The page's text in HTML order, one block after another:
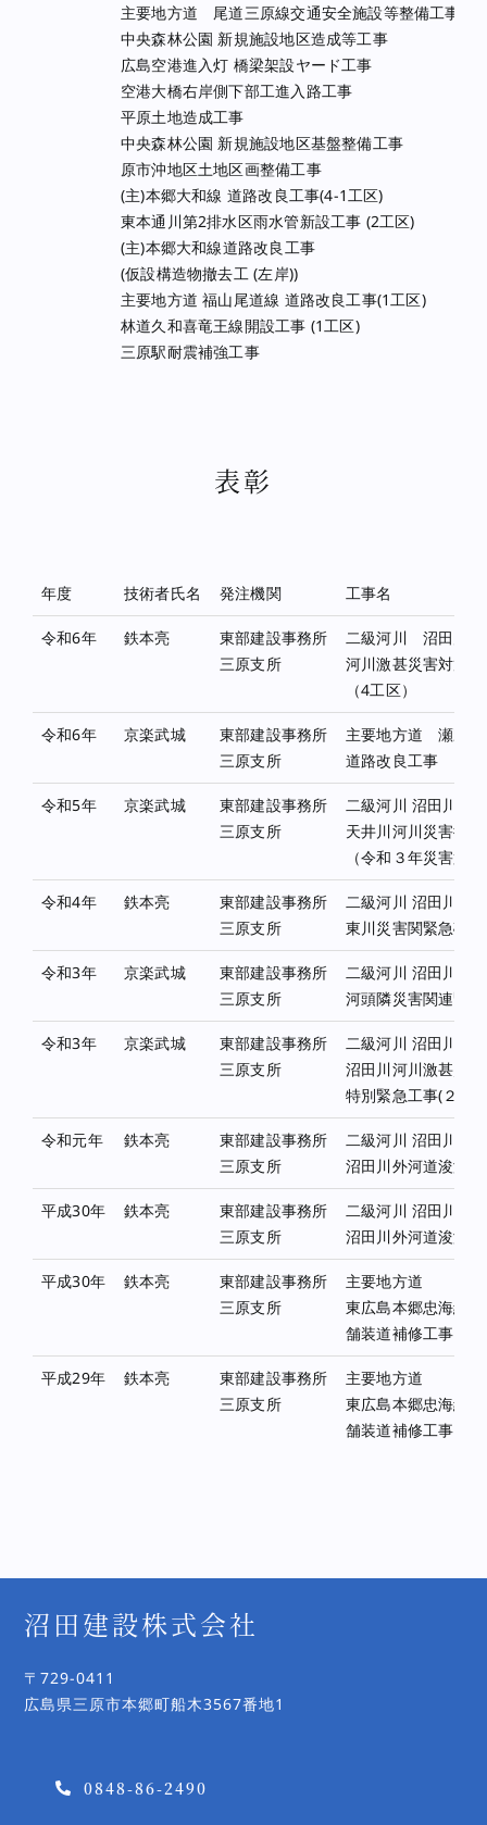
主要地方道 尾道三原線交通安全施設等整備工事
中央森林公園 新規施設地区造成等工事
広島空港進入灯 橋梁架設ヤード工事
空港大橋右岸側下部工進入路工事
平原土地造成工事
中央森林公園 新規施設地区基盤整備工事
原市沖地区土地区画整備工事
(主)本郷大和線 道路改良工事(4-1工区)
東本通川第2排水区雨水管新設工事 (2工区)
(主)本郷大和線道路改良工事
(仮設構造物撤去工 (左岸))
主要地方道 福山尾道線 道路改良工事(1工区)
林道久和喜竜王線開設工事 (1工区)
三原駅耐震補強工事
表彰
年度 技術者氏名 発注機関 工事名
令和6年 鉄本亮
東部建設事務所
三原支所
二級河川 沼田川
河川激甚災害対策
（4工区）
令和6年 京楽武城
東部建設事務所
三原支所
主要地方道 瀬野
道路改良工事
令和5年 京楽武城
東部建設事務所
三原支所
二級河川 沼田川水
天井川河川災害復
（令和３年災害第
令和4年 鉄本亮
東部建設事務所
三原支所
二級河川 沼田川水
東川災害関緊急砂
令和3年 京楽武城
東部建設事務所
三原支所
二級河川 沼田川水
河頭隣災害関連緊
令和3年 京楽武城
東部建設事務所
三原支所
二級河川 沼田川水
沼田川河川激甚災
特別緊急工事(２工
令和元年 鉄本亮
東部建設事務所
三原支所
二級河川 沼田川水
沼田川外河道浚渫
平成30年 鉄本亮
東部建設事務所
三原支所
二級河川 沼田川水
沼田川外河道浚渫
平成30年 鉄本亮
東部建設事務所
三原支所
主要地方道
東広島本郷忠海線外
舗装道補修工事
平成29年 鉄本亮
東部建設事務所
三原支所
主要地方道
東広島本郷忠海線
舗装道補修工事
沼田建設株式会社
〒729-0411
広島県三原市本郷町船木3567番地1
0848-86-2490